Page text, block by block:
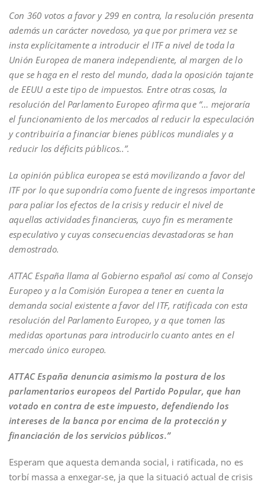
Con 360 votos a favor y 299 en contra, la resolución presenta
además un carácter novedoso, ya que por primera vez se
insta explícitamente a introducir el ITF a nivel de toda la
Unión Europea de manera independiente, al margen de lo
que se haga en el resto del mundo, dada la oposición tajante
de EEUU a este tipo de impuestos. Entre otras cosas, la
resolución del Parlamento Europeo afirma que “… mejoraría
el funcionamiento de los mercados al reducir la especulación
y contribuiría a financiar bienes públicos mundiales y a
reducir los déficits públicos..”.
La opinión pública europea se está movilizando a favor del
ITF por lo que supondría como fuente de ingresos importante
para paliar los efectos de la crisis y reducir el nivel de
aquellas actividades financieras, cuyo fin es meramente
especulativo y cuyas consecuencias devastadoras se han
demostrado.
ATTAC España llama al Gobierno español así como al Consejo
Europeo y a la Comisión Europea a tener en cuenta la
demanda social existente a favor del ITF, ratificada con esta
resolución del Parlamento Europeo, y a que tomen las
medidas oportunas para introducirlo cuanto antes en el
mercado único europeo.
ATTAC España denuncia asimismo la postura de los
parlamentarios europeos del Partido Popular, que han
votado en contra de este impuesto, defendiendo los
intereses de la banca por encima de la protección y
financiación de los servicios públicos.”
Esperam que aquesta demanda social, i ratificada, no es
torbí massa a enxegar-se, ja que la situació actual de crisis